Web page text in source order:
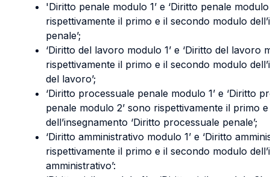
'Diritto penale modulo 1’ e ‘Diritto penale
rispettivamente il primo e il secondo modulo
penale’;
‘Diritto del lavoro modulo 1’ e ‘Diritto del lavoro
rispettivamente il primo e il secondo modulo
del lavoro’;
‘Diritto processuale penale modulo 1’ e ‘Diritto
penale modulo 2’ sono rispettivamente il primo
dell’insegnamento ‘Diritto processuale penale’;
‘Diritto amministrativo modulo 1’ e ‘Diritto
rispettivamente il primo e il secondo modulo
amministrativo’: